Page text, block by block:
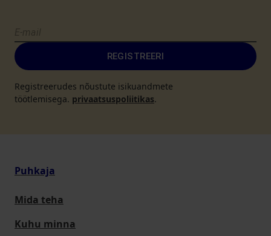
REGISTREERI
Registreerudes nõustute isikuandmete
töötlemisega. privaatsuspoliitikas.
Puhkaja
Mida teha
Kuhu minna